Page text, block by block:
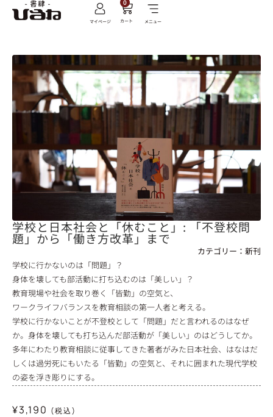
マイページ
0
カート メニュー
学校と日本社会と「休むこと」: 「不登校問
題」から「働き方改革」まで
カテゴリー： 新刊
学校に行かないのは「問題」？
身体を壊しても部活動に打ち込むのは「美しい」？
教育現場や社会を取り巻く「皆勤」の空気と、
ワークライフバランスを教育相談の第一人者と考える。
学校に行かないことが不登校として「問題」だと言われるのはなぜ
か。身体を壊しても打ち込んだ部活動が「美しい」のはどうしてか。
多年にわたり教育相談に従事してきた著者がみた日本社会、はなはだ
しくは過労死にもいたる「皆勤」の空気と、それに囲まれた現代学校
の姿を浮き彫りにする。
¥3,190 (税込)